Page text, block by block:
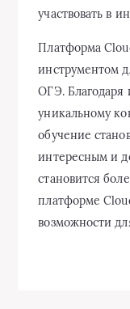
участвовать в
Платформа
инструментом
ОГЭ. Благодаря
уникальному
обучение
интересным и
становится
платформе
возможности